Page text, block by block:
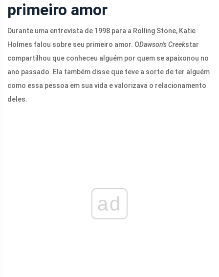
primeiro amor
Durante uma entrevista de 1998 para a Rolling Stone, Katie
Holmes falou sobre seu primeiro amor. ODawson's Creekstar
compartilhou que conheceu alguém por quem se apaixonou no
ano passado. Ela também disse que teve a sorte de ter alguém
como essa pessoa em sua vida e valorizava o relacionamento
deles.
ad